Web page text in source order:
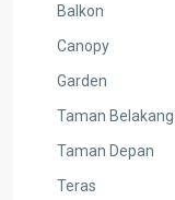
Balkon
Canopy
Garden
Taman Belakang
Taman Depan
Teras